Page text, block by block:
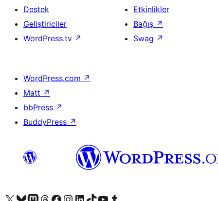
Destek
Geliştiriciler
WordPress.tv ↗
Etkinlikler
Bağış ↗
Swag ↗
WordPress.com ↗
Matt ↗
bbPress ↗
BuddyPress ↗